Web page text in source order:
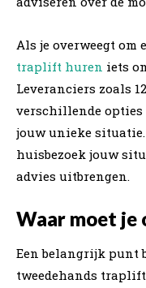
Als je overweegt
traplift huren iets
Leveranciers zoals
verschillende opties
jouw unieke
huisbezoek jouw
advies uitbrengen.
Waar moet je
Een belangrijk punt
tweedehands